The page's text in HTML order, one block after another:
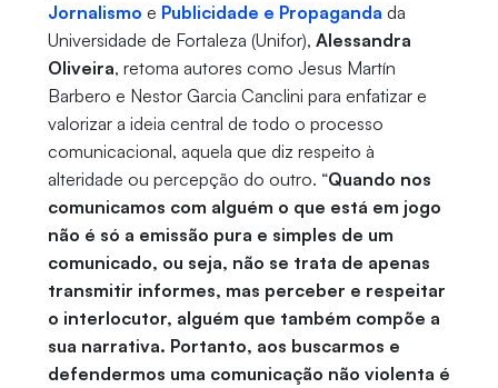
Jornalismo e Publicidade e Propaganda da
Universidade de Fortaleza (Unifor), Alessandra
Oliveira, retoma autores como Jesus Martín
Barbero e Nestor Garcia Canclini para enfatizar e
valorizar a ideia central de todo o processo
comunicacional, aquela que diz respeito à
alteridade ou percepção do outro. “Quando nos
comunicamos com alguém o que está em jogo
não é só a emissão pura e simples de um
comunicado, ou seja, não se trata de apenas
transmitir informes, mas perceber e respeitar
o interlocutor, alguém que também compõe a
sua narrativa. Portanto, aos buscarmos e
defendermos uma comunicação não violenta é